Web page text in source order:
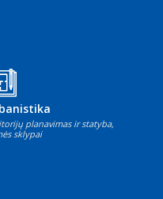
planavimas ir statyba,
sklypai